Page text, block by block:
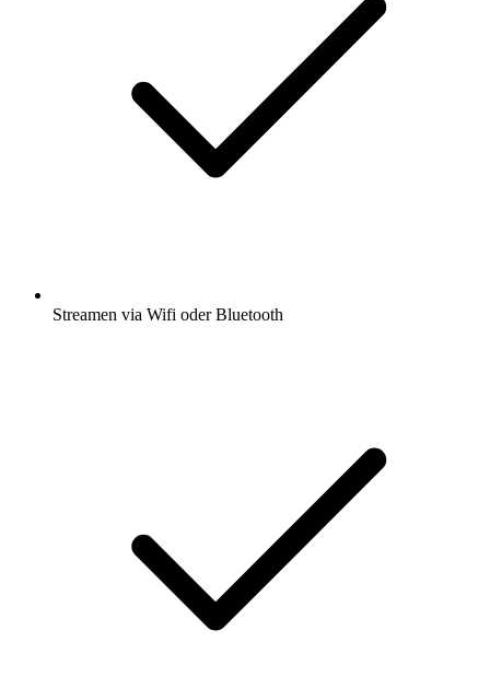
Streamen via Wifi oder Bluetooth